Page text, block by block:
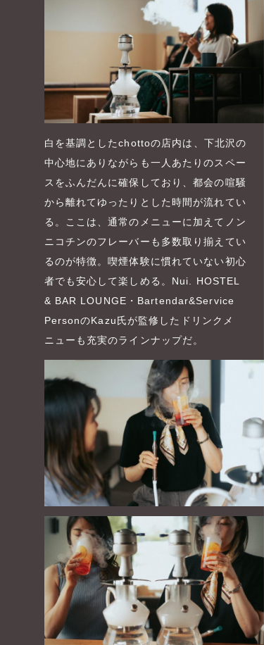
白を基調としたchottoの店内は、下北沢の
中心地にありながらも一人あたりのスペー
スをふんだんに確保しており、都会の喧騒
から離れてゆったりとした時間が流れてい
る。ここは、通常のメニューに加えてノン
ニコチンのフレーバーも多数取り揃えてい
るのが特徴。喫煙体験に慣れていない初心
者でも安心して楽しめる。Nui. HOSTEL
& BAR LOUNGE・Bartendar&Service
PersonのKazu氏が監修したドリンクメ
ニューも充実のラインナップだ。